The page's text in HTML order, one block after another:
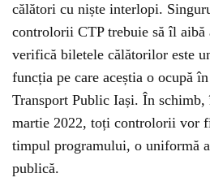
călători cu niște interlopi.
controlorii CTP trebuie să îl aibă
verifică biletele călătorilor este
funcția pe care aceștia o ocupă
Transport Public Iași. În schimb,
martie 2022, toți controlorii vor
timpul programului, o uniformă
publică.